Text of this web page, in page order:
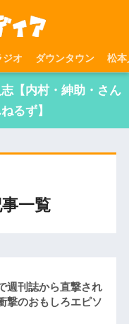
ジオ ダウンタウン 松本
【内村・紳助・さん
るず】
一覧
週刊誌から直撃され
撃のおもしろエピソ